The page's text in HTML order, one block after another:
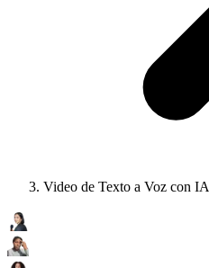
Video de Texto a Voz con IA